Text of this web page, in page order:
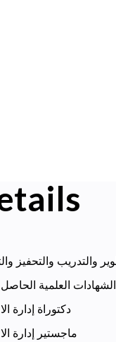
· الشهادات العلمية
· دكتوراة إدارة
· ماجستير إدارة